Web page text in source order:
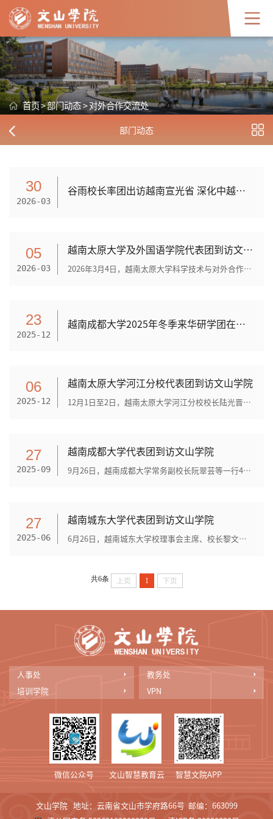
首页>部门动态>对外合作交流处
部门动态
30
2026-03
谷雨校长率团出访越南宣光省 深化中越教育合作拓展留学生招生渠道​
05
2026-03
越南太原大学及外国语学院代表团到访文山学院
2026年3月4日，越南太原大学科学技术与对外合作处处长梅英科率越南太原大学外国语学院代表团一行4人到访文山学院。代表团专程护送越南太原大学外国语学院64名中文专业学生赴文山学...
23
2025-12
越南成都大学2025年冬季来华研学团在文山学院开班​
06
2025-12
越南太原大学河江分校代表团到访文山学院
12月1日至2日，越南太原大学河江分校校长陆光晋率各部门负责人组成的9人代表团到访文山学院。双方通过实地考察、座谈磋商等多形式深化互信，正式签署合作备忘录，为两校后续开展全...
27
2025-09
越南成都大学代表团到访文山学院
9月26日，越南成都大学常务副校长阮翠芸等一行4人到访文山学院，双方围绕教育合作项目展开深度交流，并正式签订两校合作备忘录，为后续合作奠定坚实基础。（文山学院与越南成都大...
27
2025-06
越南城东大学代表团到访文山学院
6月26日，越南城东大学校理事会主席、校长黎文雄先生一行3人到访文山学院，就经世合作项目、国际教育合作等展开深入探讨，推进两校更广领域的合作交流。（越南城东大学代表团与文...
共6条 上页 1 下页
人事处
教务处
培训学院
VPN
微信公众号 文山智慧教育云 智慧文院APP
文山学院 地址：云南省文山市学府路66号 邮编：663099